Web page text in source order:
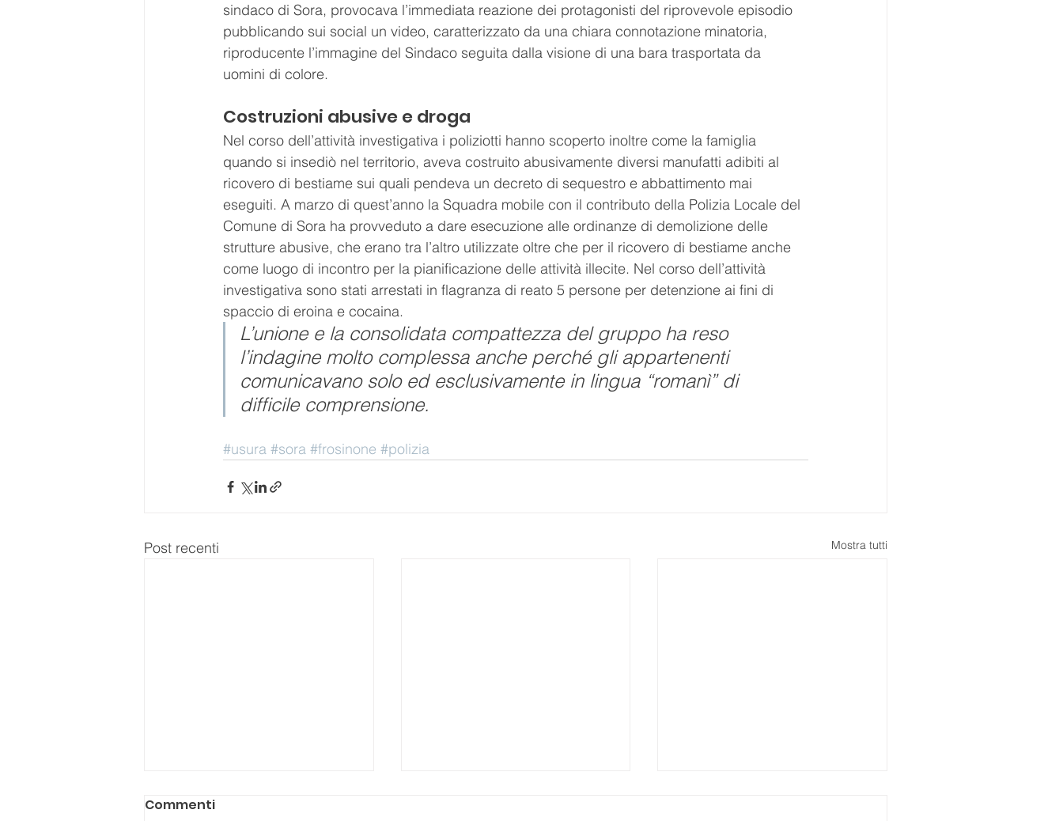
sindaco di Sora, provocava l’immediata reazione dei protagonisti del riprovevole episodio
pubblicando sui social un video, caratterizzato da una chiara connotazione minatoria,
riproducente l’immagine del Sindaco seguita dalla visione di una bara trasportata da
uomini di colore.
Costruzioni abusive e droga
Nel corso dell’attività investigativa i poliziotti hanno scoperto inoltre come la famiglia
quando si insediò nel territorio, aveva costruito abusivamente diversi manufatti adibiti al
ricovero di bestiame sui quali pendeva un decreto di sequestro e abbattimento mai
eseguiti. A marzo di quest’anno la Squadra mobile con il contributo della Polizia Locale del
Comune di Sora ha provveduto a dare esecuzione alle ordinanze di demolizione delle
strutture abusive, che erano tra l’altro utilizzate oltre che per il ricovero di bestiame anche
come luogo di incontro per la pianificazione delle attività illecite. Nel corso dell’attività
investigativa sono stati arrestati in flagranza di reato 5 persone per detenzione ai fini di
spaccio di eroina e cocaina.
L’unione e la consolidata compattezza del gruppo ha reso
l’indagine molto complessa anche perché gli appartenenti
comunicavano solo ed esclusivamente in lingua “romanì” di
difficile comprensione.
#usura #sora #frosinone #polizia
Post recenti Mostra tutti
Commenti